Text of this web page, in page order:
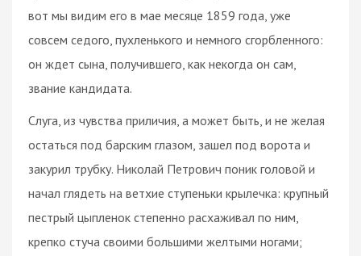
вот мы видим его в мае месяце 1859 года, уже
совсем седого, пухленького и немного сгорбленного:
он ждет сына, получившего, как некогда он сам,
звание кандидата.
Слуга, из чувства приличия, а может быть, и не желая
остаться под барским глазом, зашел под ворота и
закурил трубку. Николай Петрович поник головой и
начал глядеть на ветхие ступеньки крылечка: крупный
пестрый цыпленок степенно расхаживал по ним,
крепко стуча своими большими желтыми ногами;